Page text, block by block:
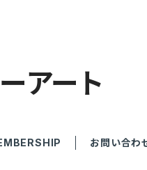
アート
お問い合わ